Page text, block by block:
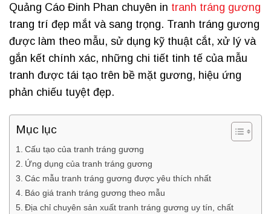
Quảng Cáo Đinh Phan chuyên in tranh tráng gương
trang trí đẹp mắt và sang trọng. Tranh tráng gương
được làm theo mẫu, sử dụng kỹ thuật cắt, xử lý và
gắn kết chính xác, những chi tiết tinh tế của mẫu
tranh được tái tạo trên bề mặt gương, hiệu ứng
phản chiếu tuyệt đẹp.
Mục lục
Cấu tạo của tranh tráng gương
Ứng dụng của tranh tráng gương
Các mẫu tranh tráng gương được yêu thích nhất
Báo giá tranh tráng gương theo mẫu
Địa chỉ chuyên sản xuất tranh tráng gương uy tín, chất